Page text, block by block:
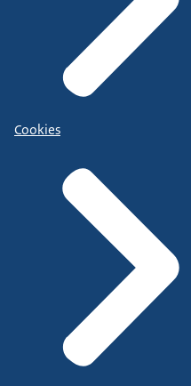
Cookies